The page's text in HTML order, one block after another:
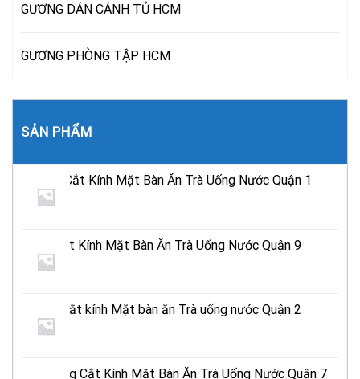
GƯƠNG DÁN CÁNH TỦ HCM
GƯƠNG PHÒNG TẬP HCM
SẢN PHẨM
Địa Chỉ Cắt Kính Mặt Bàn Ăn Trà Uống Nước Quận 1
TPHCM
Tiệm Cắt Kính Mặt Bàn Ăn Trà Uống Nước Quận 9
TPHCM
Địa chỉ cắt kính Mặt bàn ăn Trà uống nước Quận 2
Tphcm
Cửa Hàng Cắt Kính Mặt Bàn Ăn Trà Uống Nước Quận 7